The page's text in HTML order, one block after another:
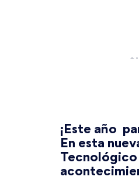
¡Este año
En esta